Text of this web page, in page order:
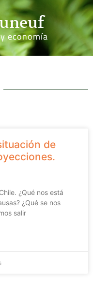
economía
de
¿Qué nos está
¿Qué se nos
salir